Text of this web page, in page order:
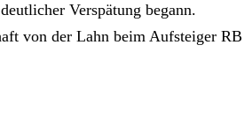
Verspätung begann.
von der Lahn beim Aufsteiger RB